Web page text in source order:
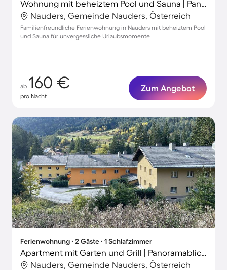
Wohnung mit beheiztem Pool und Sauna | Panoramablick
Nauders, Gemeinde Nauders, Österreich
Familienfreundliche Ferienwohnung in Nauders mit beheiztem Pool
und Sauna für unvergessliche Urlaubsmomente
ab 160 €
pro Nacht
Zum Angebot
Ferienwohnung ∙ 2 Gäste ∙ 1 Schlafzimmer
Apartment mit Garten und Grill | Panoramablick | Haustierfreundlich
Nauders, Gemeinde Nauders, Österreich